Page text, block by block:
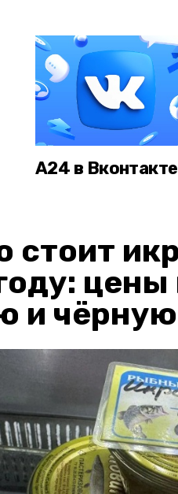
А24 в Вконтакте
стоит
и чёрную